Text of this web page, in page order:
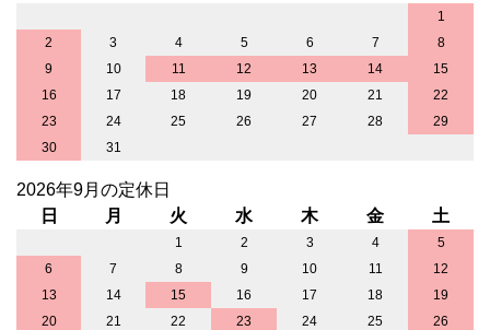
1
2
3 4 5 6 7
8
9
10 11 12 13 14
15
16
17 18 19 20 21
22
23
24 25 26 27 28
29
30
31
2026年9月の定休日
日
月 火 水 木 金 土
1 2 3 4
5
6
7 8 9 10 11
12
13
14 15 16 17 18
19
20
21 22 23 24 25
26